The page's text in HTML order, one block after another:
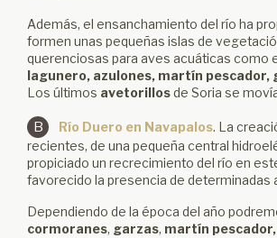
Además, el ensanchamiento del río ha
formen unas pequeñas islas de
querenciosas para aves acuáticas como
lagunero, azulones, martín pescador,
Los últimos avetorillosde Soria se
B Río Duero en Navapalos. La
recientes, de una pequeña central
propiciado un recrecimiento del río en
favorecido la presencia de determinadas
Dependiendo de la época del año
cormoranes, garzas, martín